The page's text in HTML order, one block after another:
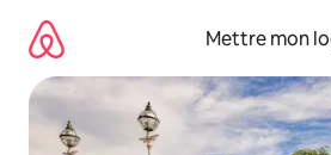
directement
contenu
Mettre mon